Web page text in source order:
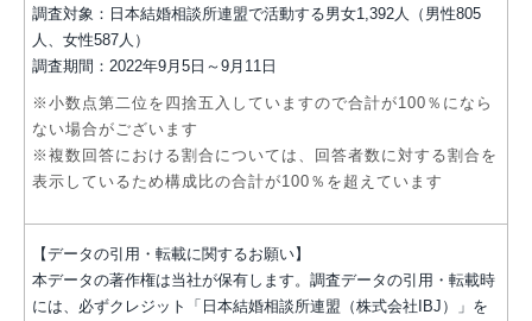
調査対象：日本結婚相談所連盟で活動する男女1,392人（男性805
人、女性587人）
調査期間：2022年9月5日～9月11日
※小数点第二位を四捨五入していますので合計が100％になら
ない場合がございます
※複数回答における割合については、回答者数に対する割合を
表示しているため構成比の合計が100％を超えています
【データの引用・転載に関するお願い】
本データの著作権は当社が保有します。調査データの引用・転載時
には、必ずクレジット「日本結婚相談所連盟（株式会社IBJ）」を